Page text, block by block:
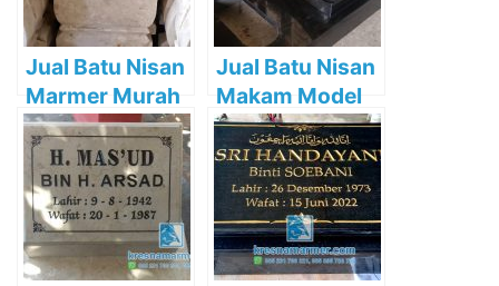
Jual Batu Nisan
Marmer Murah
Jual Batu Nisan
Makam Model
Buku Tabur
Bunga